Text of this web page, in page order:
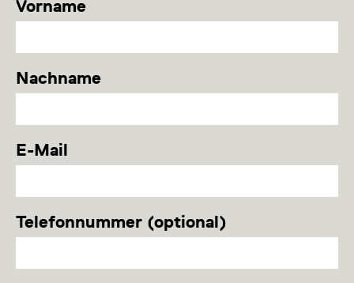
Vorname
Nachname
E-Mail
Telefonnummer (optional)